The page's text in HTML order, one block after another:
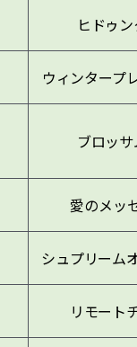
ヒドゥ
ウィンタープ
ブロッ
愛のメッ
シュプリーム
リモート